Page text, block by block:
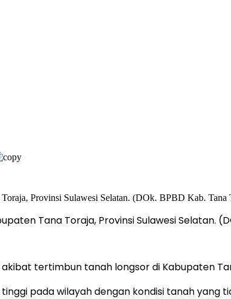
Tana Toraja, Provinsi Sulawesi Selatan.
tertimbun tanah longsor di Kabupaten
pada wilayah dengan kondisi tanah yang